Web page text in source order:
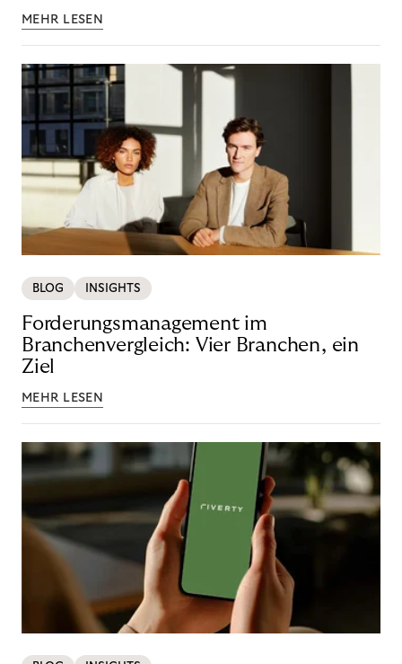
MEHR LESEN
BLOG INSIGHTS
Forderungsmanagement im
Branchenvergleich: Vier Branchen, ein
Ziel
MEHR LESEN